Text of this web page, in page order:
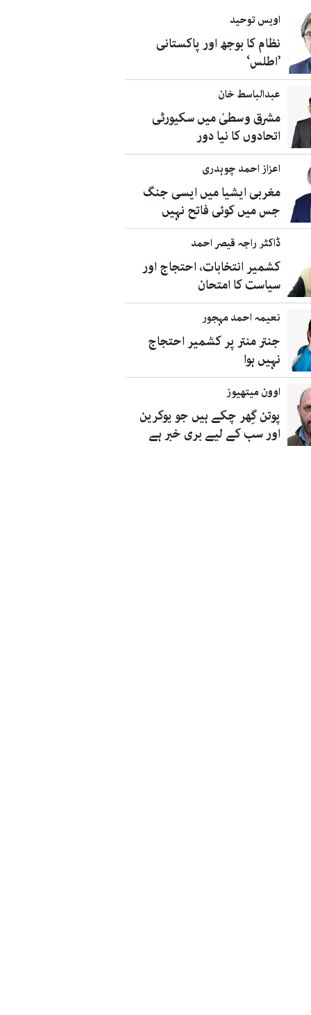
اویس توحید
نظام کا بوجھ اور پاکستانی
’اطلس‘
عبدالباسط خان
مشرق وسطیٰ میں سکیورٹی
اتحادوں کا نیا دور
اعزاز احمد چوہدری
مغربی ایشیا میں ایسی جنگ
جس میں کوئی فاتح نہیں
ڈاکٹر راجہ قیصر احمد
کشمیر انتخابات، احتجاج اور
سیاست کا امتحان
نعیمہ احمد مہجور
جنتر منتر پر کشمیر احتجاج
نہیں ہوا
اوون میتھیوز
پوتن گِھر چکے ہیں جو یوکرین
اور سب کے لیے بری خبر ہے